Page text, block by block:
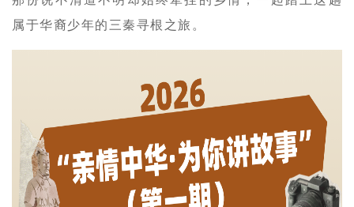
属于华裔少年的三秦寻根之旅。